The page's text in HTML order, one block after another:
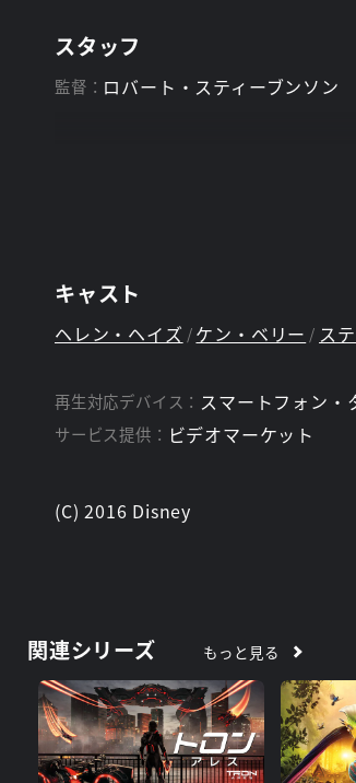
スタッフ
監督： ロバート・スティーブンソン
キャスト
ヘレン・ヘイズ ケン・ベリー ス
再生対応デバイス： スマートフォン・
サービス提供： ビデオマーケット
(C) 2016 Disney
関連シリーズ もっと見る